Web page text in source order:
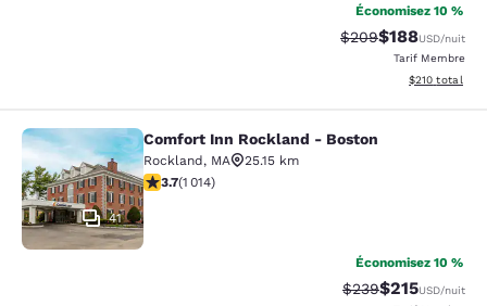
Économisez 10 %
Tarif barré :
$209Tarif réduit :
$188USD/nuit
Tarif Membre
Afficher les
$210 total
Comfort Inn Rockland - Boston
41
Comfort Inn Rockland - Boston
Rockland, MA
25.15 km
3.72 étoiles. Bien. 1014 commentaires
3.7(1 014)
Économisez 10 %
Tarif barré :
$239Tarif réduit :
$215USD/nuit